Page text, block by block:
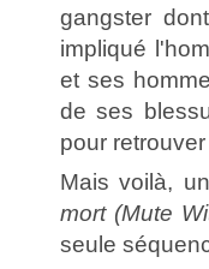
gangster
impliqué
et ses
de ses
pour
Mais voilà,
mort (Mute
seule